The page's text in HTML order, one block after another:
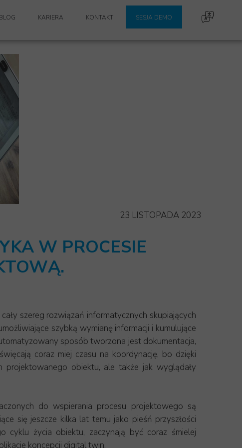
BLOG KARIERA KONTAKT SESJA DEMO
23 LISTOPADA 2023
W PROCESIE
szereg rozwiązań informatycznych skupiających
szybką wymianę informacji i kumulujące
sposób tworzona jest dokumentacja,
coraz miej czasu na koordynację, bo dzięki
obiektu, ale także jak wyglądały
do wspierania procesu projektowego są
się jeszcze kilka lat temu jako pieśń przyszłości
cyklu życia obiektu, zaczynają być coraz śmielej
koncepcji digital twin.